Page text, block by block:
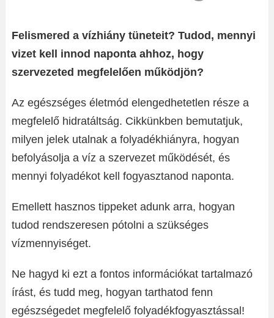
Felismered a vízhiány tüneteit? Tudod, mennyi
vizet kell innod naponta ahhoz, hogy
szervezeted megfelelően működjön?
Az egészséges életmód elengedhetetlen része a
megfelelő hidratáltság. Cikkünkben bemutatjuk,
milyen jelek utalnak a folyadékhiányra, hogyan
befolyásolja a víz a szervezet működését, és
mennyi folyadékot kell fogyasztanod naponta.
Emellett hasznos tippeket adunk arra, hogyan
tudod rendszeresen pótolni a szükséges
vízmennyiséget.
Ne hagyd ki ezt a fontos információkat tartalmazó
írást, és tudd meg, hogyan tarthatod fenn
egészségedet megfelelő folyadékfogyasztással!